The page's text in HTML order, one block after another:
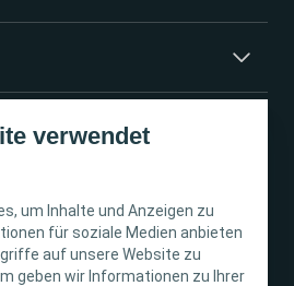
verwendet
um Inhalte und Anzeigen zu
für soziale Medien anbieten
auf unsere Website zu
geben wir Informationen zu Ihrer